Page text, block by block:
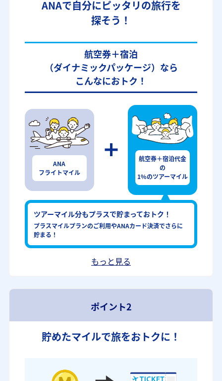
ANAで自分にピッタリの旅行を
探そう！
航空券＋宿泊
（ダイナミックパッケージ）なら
こんなにおトク！
ANA
フライトマイル
航空券＋宿泊代金
の
1%のツアーマイル
ツアーマイル分もプラスで貯まっておトク！
プラスマイルプランのご利用やANAカード決済でさらに
貯まる！
もっと見る
ポイント2
貯めたマイルで旅をおトクに！